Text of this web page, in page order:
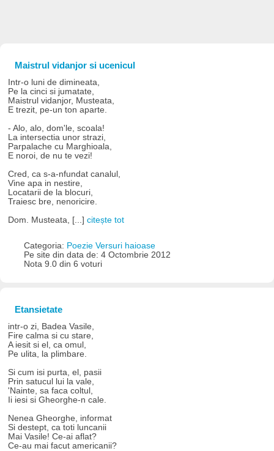
Maistrul vidanjor si ucenicul
Intr-o luni de dimineata,
Pe la cinci si jumatate,
Maistrul vidanjor, Musteata,
E trezit, pe-un ton aparte.
- Alo, alo, dom'le, scoala!
La intersectia unor strazi,
Parpalache cu Marghioala,
E noroi, de nu te vezi!
Cred, ca s-a-nfundat canalul,
Vine apa in nestire,
Locatarii de la blocuri,
Traiesc bre, nenoricire.
Dom. Musteata, [...]citește tot
Categoria: Poezie Versuri haioase
Pe site din data de: 4 Octombrie 2012
Nota 9.0 din 6 voturi
Etansietate
intr-o zi, Badea Vasile,
Fire calma si cu stare,
A iesit si el, ca omul,
Pe ulita, la plimbare.
Si cum isi purta, el, pasii
Prin satucul lui la vale,
'Nainte, sa faca coltul,
Ii iesi si Gheorghe-n cale.
Nenea Gheorghe, informat
Si destept, ca toti luncanii
Mai Vasile! Ce-ai aflat?
Ce-au mai facut americanii?